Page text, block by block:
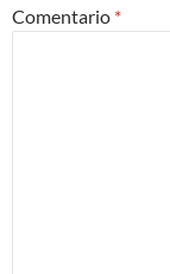
Comentario *